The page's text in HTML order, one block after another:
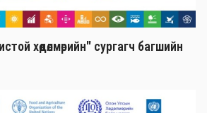
хөдөлмөрийн" сургагч багшийн